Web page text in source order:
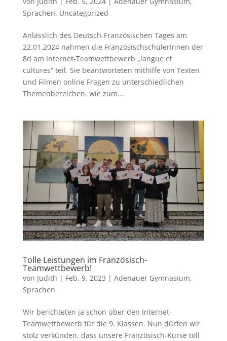
Sprachen, Uncategorized
Anlässlich des Deutsch-Französischen Tages am
22.01.2024 nahmen die FranzösischschülerInnen der
8d am Internet-Teamwettbewerb „langue et
cultures“ teil. Sie beantworteten mithilfe von Texten
und Filmen online Fragen zu unterschiedlichen
Themenbereichen, wie zum...
Tolle Leistungen im Französisch-
Teamwettbewerb!
von Judith | Feb. 9, 2023 | Adenauer Gymnasium,
Sprachen
Wir berichteten ja schon über den Internet-
Teamwettbewerb für die 9. Klassen. Nun dürfen wir
stolz verkünden, dass unsere Französisch-Kurse toll